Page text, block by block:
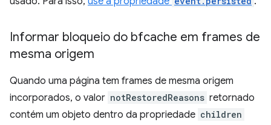
Informar bloqueio do bfcache em frames de
mesma origem
Quando uma página tem frames de mesma origem
incorporados, o valor notRestoredReasons retornado
contém um objeto dentro da propriedade children